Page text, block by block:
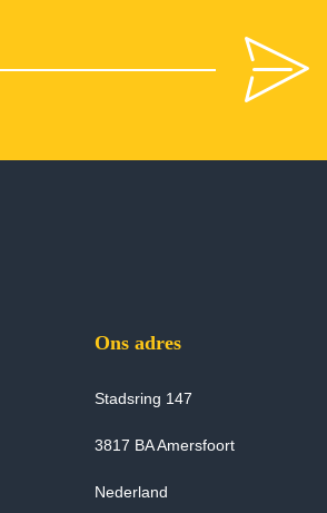
Ons adres
Stadsring 147
3817 BA Amersfoort
Nederland